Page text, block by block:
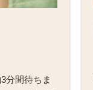
分間待ちま